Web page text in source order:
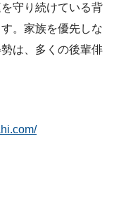
守り続けている背
。家族を優先しな
は、多くの後輩俳